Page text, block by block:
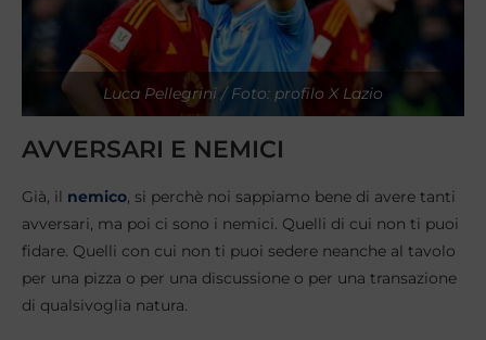
Luca Pellegrini / Foto: profilo X Lazio
AVVERSARI E NEMICI
Già, il nemico, si perchè noi sappiamo bene di avere tanti
avversari, ma poi ci sono i nemici. Quelli di cui non ti puoi
fidare. Quelli con cui non ti puoi sedere neanche al tavolo
per una pizza o per una discussione o per una transazione
di qualsivoglia natura.